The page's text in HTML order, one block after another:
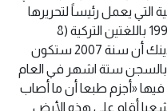
التي يعمل رئيساً لتحريرها
«آغوس» والتي تصدر منذ 5 نيسان 1996 باللغتين التركية (8
صفحات) والأرمنية( صفحتان)، قال دينك أن سنة 2007 ستكون
بالسجن ستة اشهر في العام
فيها «أجزم طبعا أن ما أصاب
شعبا أقام على هذه الأرض